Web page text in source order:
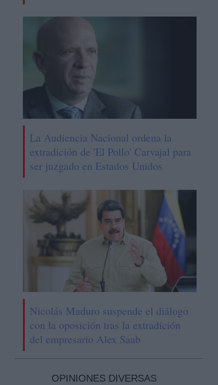
La Audiencia Nacional ordena la
extradición de 'El Pollo' Carvajal para
ser juzgado en Estados Unidos
Nicolás Maduro suspende el diálogo
con la oposición tras la extradición
del empresario Alex Saab
OPINIONES DIVERSAS